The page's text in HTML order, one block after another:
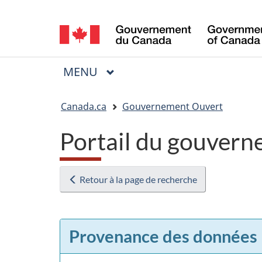
de
la
langue
Menu
MENU PRINCIPAL
Canada.ca Gouvernement Ouvert
Portail du
Retour à la page de recherche
Provenance des données